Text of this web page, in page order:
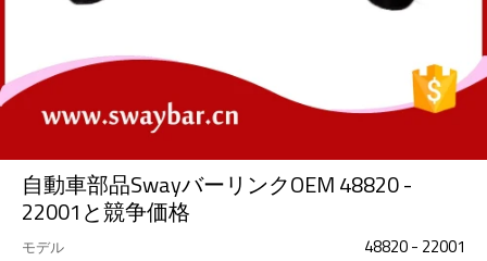
自動車部品SwayバーリンクOEM 48820 -
22001と競争価格
モデル 48820 - 22001